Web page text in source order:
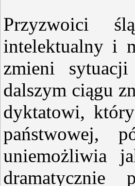
Przyzwoici
intelektualny i
zmieni
dalszym ciągu
dyktatowi,
państwowej,
uniemożliwia
dramatycznie